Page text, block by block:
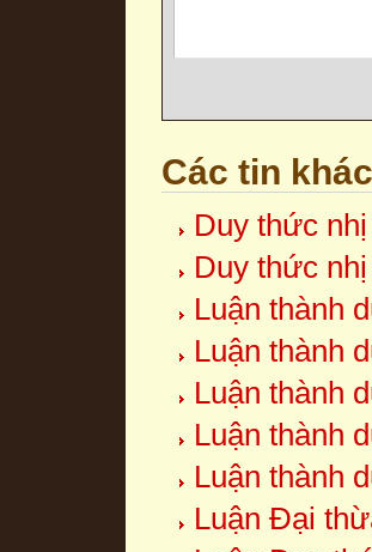
Các tin khác
Duy thức
Duy thức
Luận thành
Luận thành
Luận thành
Luận thành
Luận thành
Luận Đại